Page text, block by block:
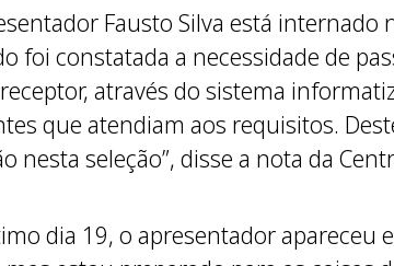
Fausto Silva está internado
foi constatada a necessidade de
através do sistema
que atendiam aos requisitos.
nesta seleção”, disse a nota da
dia 19, o apresentador apareceu